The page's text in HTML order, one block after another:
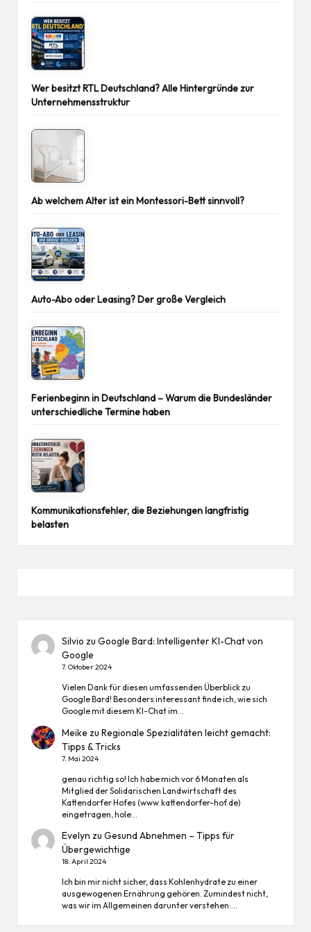
Wer besitzt RTL Deutschland? Alle Hintergründe zur
Unternehmensstruktur
Ab welchem Alter ist ein Montessori-Bett sinnvoll?
Auto-Abo oder Leasing? Der große Vergleich
Ferienbeginn in Deutschland – Warum die Bundesländer
unterschiedliche Termine haben
Kommunikationsfehler, die Beziehungen langfristig
belasten
Silvio zuGoogle Bard: Intelligenter KI-Chat von
Google
7. Oktober 2024
Vielen Dank für diesen umfassenden Überblick zu
Google Bard! Besonders interessant finde ich, wie sich
Google mit diesem KI-Chat im…
Meike zuRegionale Spezialitäten leicht gemacht:
Tipps & Tricks
7. Mai 2024
genau richtig so! Ich habe mich vor 6 Monaten als
Mitglied der Solidarischen Landwirtschaft des
Kattendorfer Hofes (www.kattendorfer-hof.de)
eingetragen, hole…
Evelyn zuGesund Abnehmen – Tipps für
Übergewichtige
18. April 2024
Ich bin mir nicht sicher, dass Kohlenhydrate zu einer
ausgewogenen Ernährung gehören. Zumindest nicht,
was wir im Allgemeinen darunter verstehen:…